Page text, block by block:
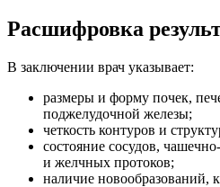
Расшифровка
В заключении врач указывает:
размеры и форму почек,
поджелудочной железы;
четкость контуров и
состояние сосудов,
и желчных протоков;
наличие новообразований,